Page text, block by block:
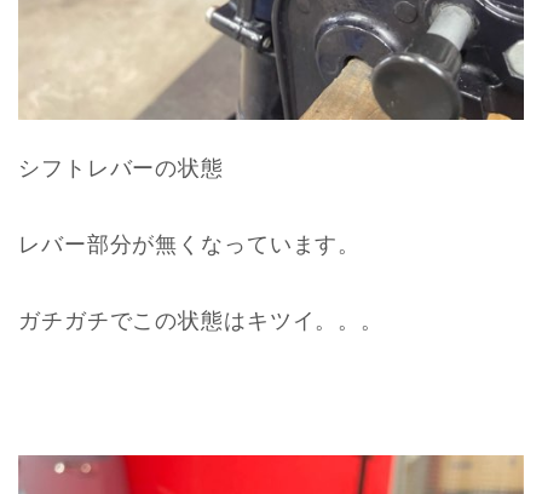
シフトレバーの状態
レバー部分が無くなっています。
ガチガチでこの状態はキツイ。。。